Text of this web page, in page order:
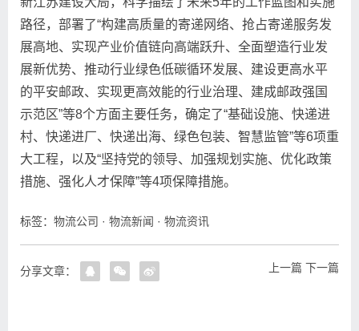
路径，部署了“构建高质量的寄递网络、抢占寄递服务发
展高地、实现产业价值链向高端跃升、全面塑造行业发
展新优势、推动行业绿色低碳循环发展、建设更高水平
的平安邮政、实现更高效能的行业治理、建成邮政强国
示范区”等8个方面主要任务，确定了“基础设施、快递进
村、快递进厂、快递出海、绿色包装、智慧监管”等6项重
大工程，以及“坚持党的领导、加强规划实施、优化政策
措施、强化人才保障”等4项保障措施。
标签： 物流公司 · 物流新闻 · 物流资讯
上一篇 下一篇
分享文章：